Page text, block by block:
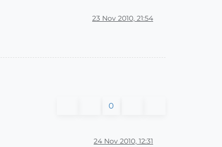
23 Nov 2010, 21:54
0
24 Nov 2010, 12:31